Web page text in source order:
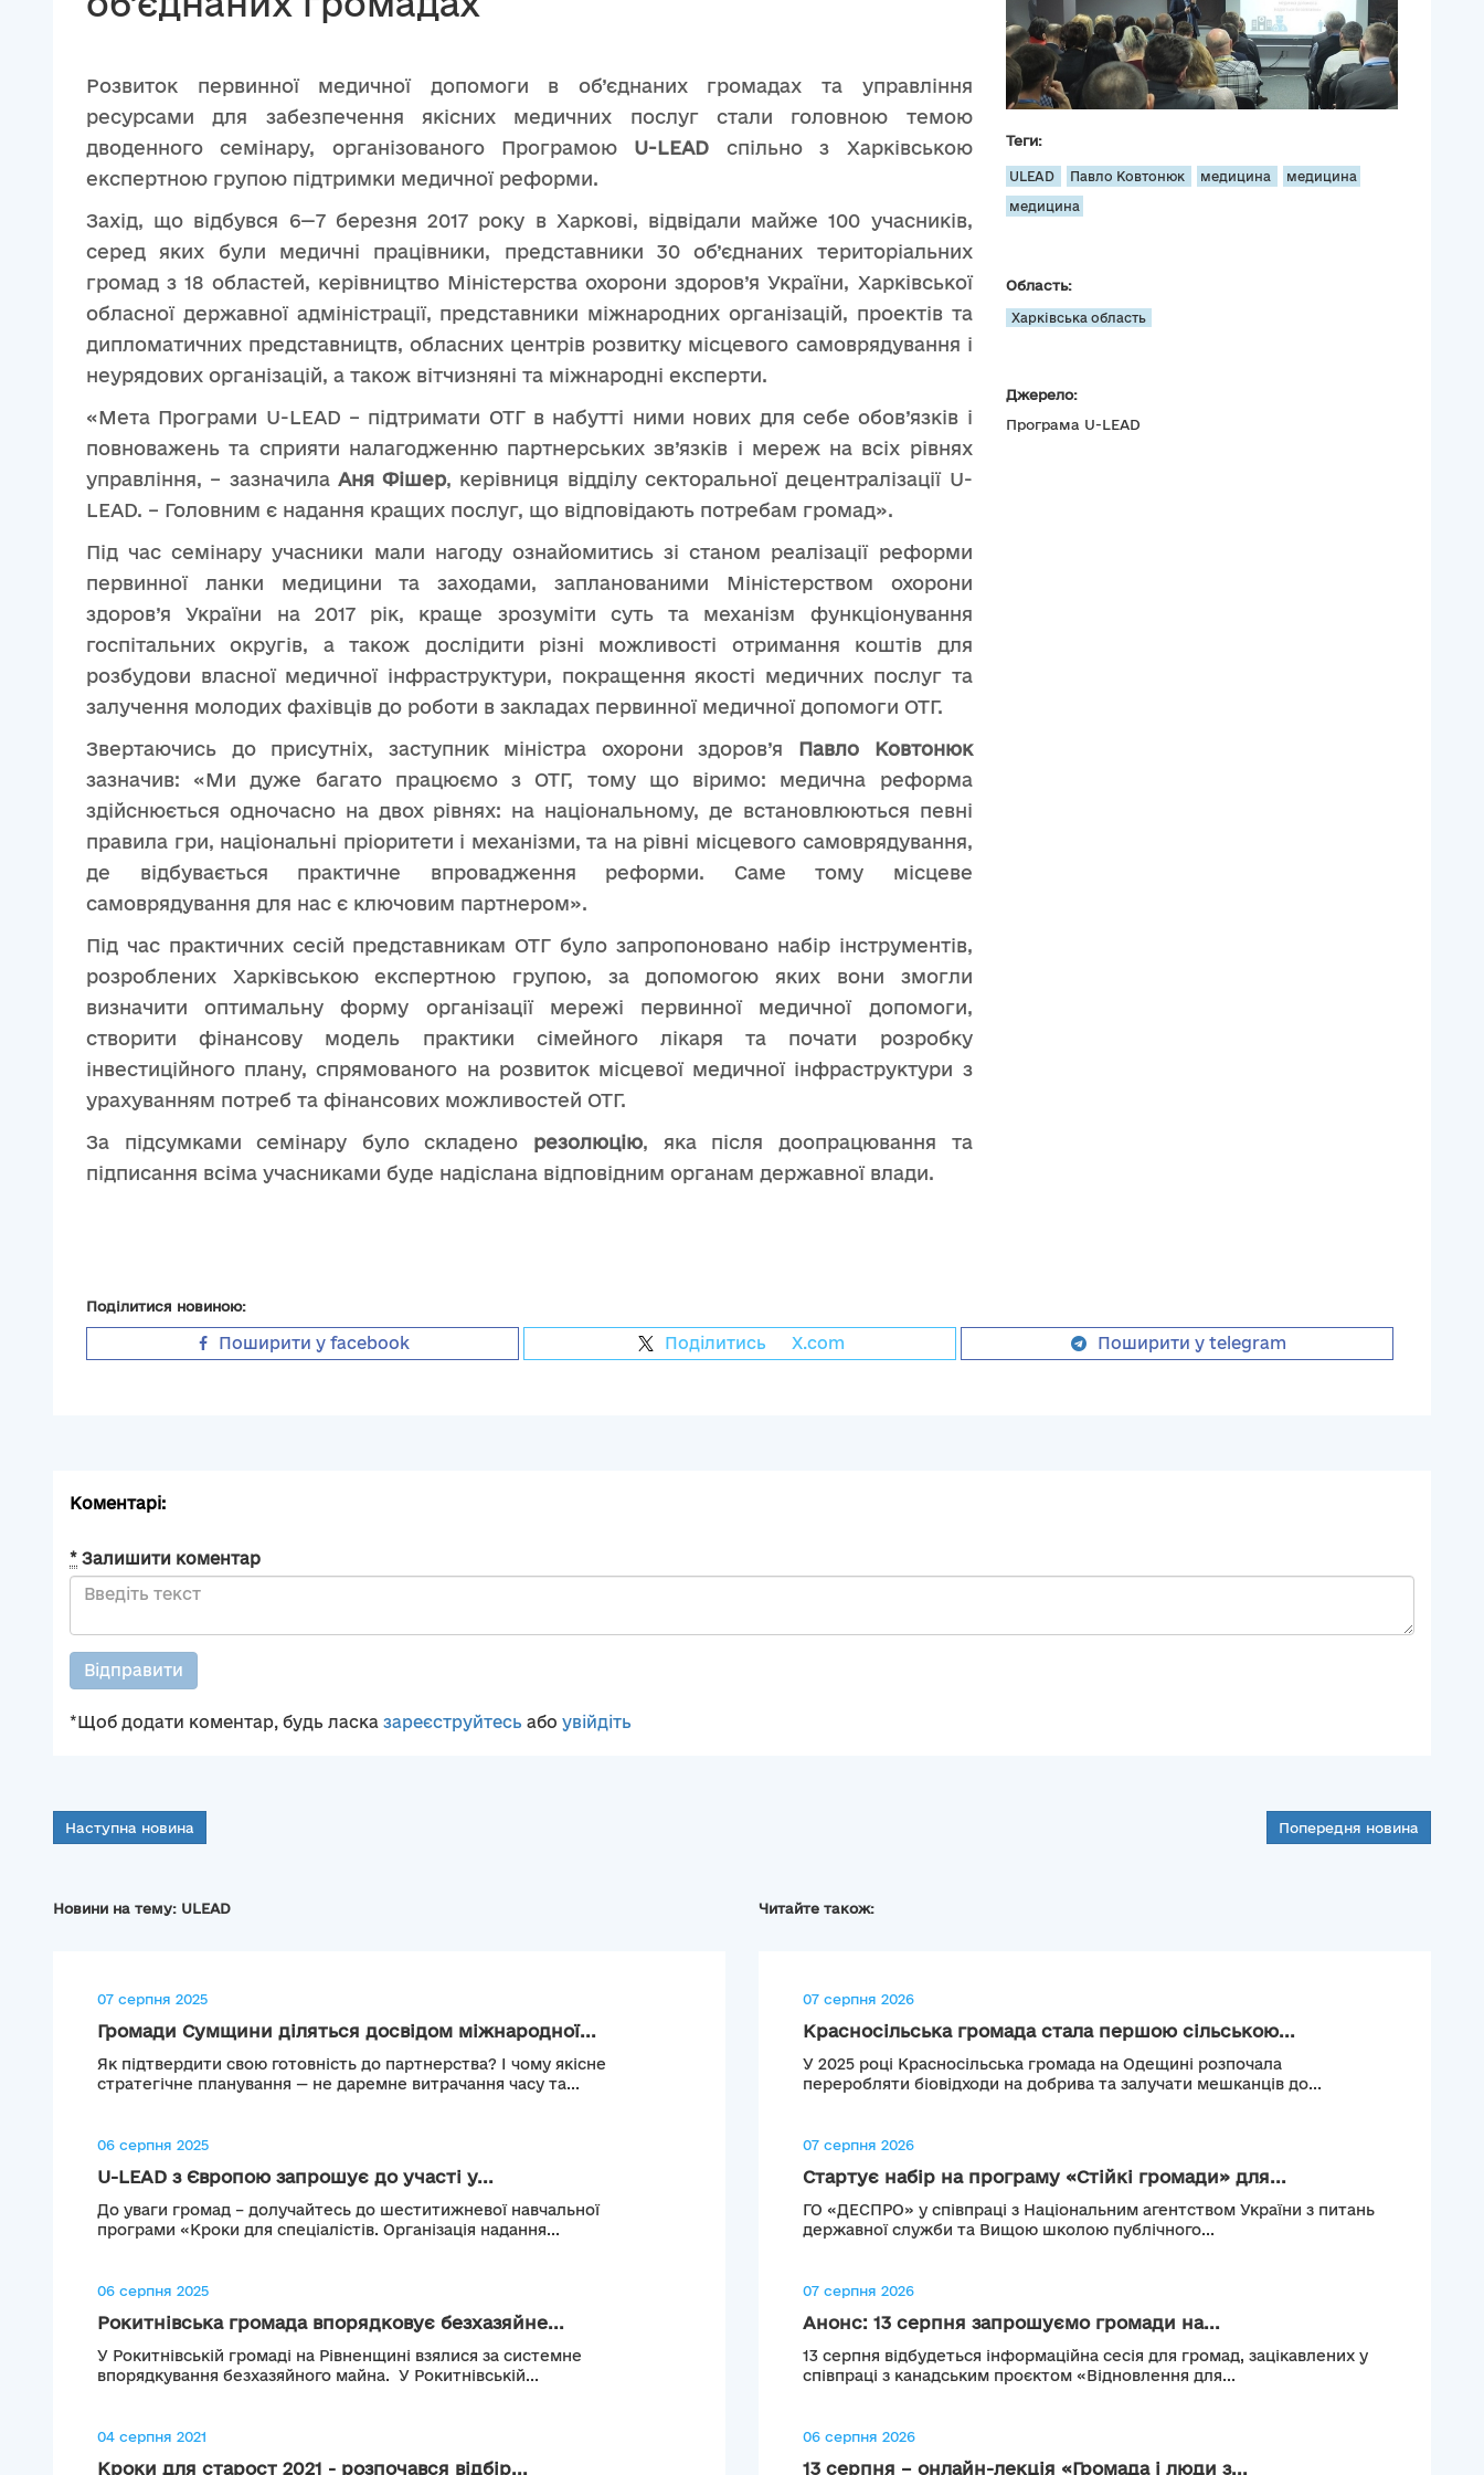
Розвиток первинної медичної допомоги в об’єднаних громадах та управління
ресурсами для забезпечення якісних медичних послуг стали головною темою
дводенного семінару, організованого Програмою U-LEAD спільно з Харківською
експертною групою підтримки медичної реформи.
Захід, що відбувся 6—7 березня 2017 року в Харкові, відвідали майже 100 учасників,
серед яких були медичні працівники, представники 30 об’єднаних територіальних
громад з 18 областей, керівництво Міністерства охорони здоров’я України, Харківської
обласної державної адміністрації, представники міжнародних організацій, проектів та
дипломатичних представництв, обласних центрів розвитку місцевого самоврядування і
неурядових організацій, а також вітчизняні та міжнародні експерти.
«Мета Програми U-LEAD – підтримати ОТГ в набутті ними нових для себе обов’язків і
повноважень та сприяти налагодженню партнерських зв’язків і мереж на всіх рівнях
управління, – зазначила Аня Фішер, керівниця відділу секторальної децентралізації U-
LEAD. – Головним є надання кращих послуг, що відповідають потребам громад».
Під час семінару учасники мали нагоду ознайомитись зі станом реалізації реформи
первинної ланки медицини та заходами, запланованими Міністерством охорони
здоров’я України на 2017 рік, краще зрозуміти суть та механізм функціонування
госпітальних округів, а також дослідити різні можливості отримання коштів для
розбудови власної медичної інфраструктури, покращення якості медичних послуг та
залучення молодих фахівців до роботи в закладах первинної медичної допомоги ОТГ.
Звертаючись до присутніх, заступник міністра охорони здоров’я Павло Ковтонюк
зазначив: «Ми дуже багато працюємо з ОТГ, тому що віримо: медична реформа
здійснюється одночасно на двох рівнях: на національному, де встановлюються певні
правила гри, національні пріоритети і механізми, та на рівні місцевого самоврядування,
де відбувається практичне впровадження реформи. Саме тому місцеве
самоврядування для нас є ключовим партнером».
Під час практичних сесій представникам ОТГ було запропоновано набір інструментів,
розроблених Харківською експертною групою, за допомогою яких вони змогли
визначити оптимальну форму організації мережі первинної медичної допомоги,
створити фінансову модель практики сімейного лікаря та почати розробку
інвестиційного плану, спрямованого на розвиток місцевої медичної інфраструктури з
урахуванням потреб та фінансових можливостей ОТГ.
За підсумками семінару було складено резолюцію, яка після доопрацювання та
підписання всіма учасниками буде надіслана відповідним органам державної влади.
Теги:
ULEAD Павло Ковтонюк медицина медицина
медицина
Область:
Харківська область
Джерело:
Програма U-LEAD
Поділитися новиною:
Поширити у facebook Поділитись X.com Поширити у telegram
Коментарі:
* Залишити коментар
Відправити
*Щоб додати коментар, будь ласка зареєструйтесь або увійдіть
Наступна новина Попередня новина
Новини на тему: ULEAD
07 серпня 2025
Громади Сумщини діляться досвідом міжнародної...
Як підтвердити свою готовність до партнерства? І чому якісне
стратегічне планування — не даремне витрачання часу та...
06 серпня 2025
U-LEAD з Європою запрошує до участі у...
До уваги громад – долучайтесь до шеститижневої навчальної
програми «Кроки для спеціалістів. Організація надання...
06 серпня 2025
Рокитнівська громада впорядковує безхазяйне...
У Рокитнівській громаді на Рівненщині взялися за системне
впорядкування безхазяйного майна. У Рокитнівській...
04 серпня 2021
Кроки для старост 2021 - розпочався відбір...
Читайте також:
07 серпня 2026
Красносільська громада стала першою сільською...
У 2025 році Красносільська громада на Одещині розпочала
переробляти біовідходи на добрива та залучати мешканців до...
07 серпня 2026
Стартує набір на програму «Стійкі громади» для...
ГО «ДЕСПРО» у співпраці з Національним агентством України з питань
державної служби та Вищою школою публічного...
07 серпня 2026
Анонс: 13 серпня запрошуємо громади на...
13 серпня відбудеться інформаційна сесія для громад, зацікавлених у
співпраці з канадським проєктом «Відновлення для...
06 серпня 2026
13 серпня – онлайн-лекція «Громада і люди з...